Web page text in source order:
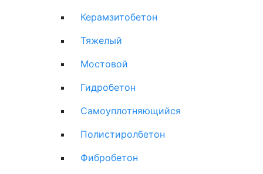
Керамзитобетон
Тяжелый
Мостовой
Гидробетон
Самоуплотняющийся
Полистиролбетон
Фибробетон